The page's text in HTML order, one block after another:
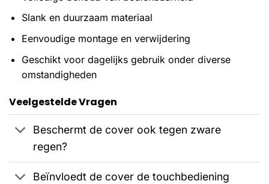
Slank en duurzaam materiaal
Eenvoudige montage en verwijdering
Geschikt voor dagelijks gebruik onder diverse
omstandigheden
Veelgestelde Vragen
Beschermt de cover ook tegen zware
regen?
Beïnvloedt de cover de touchbediening